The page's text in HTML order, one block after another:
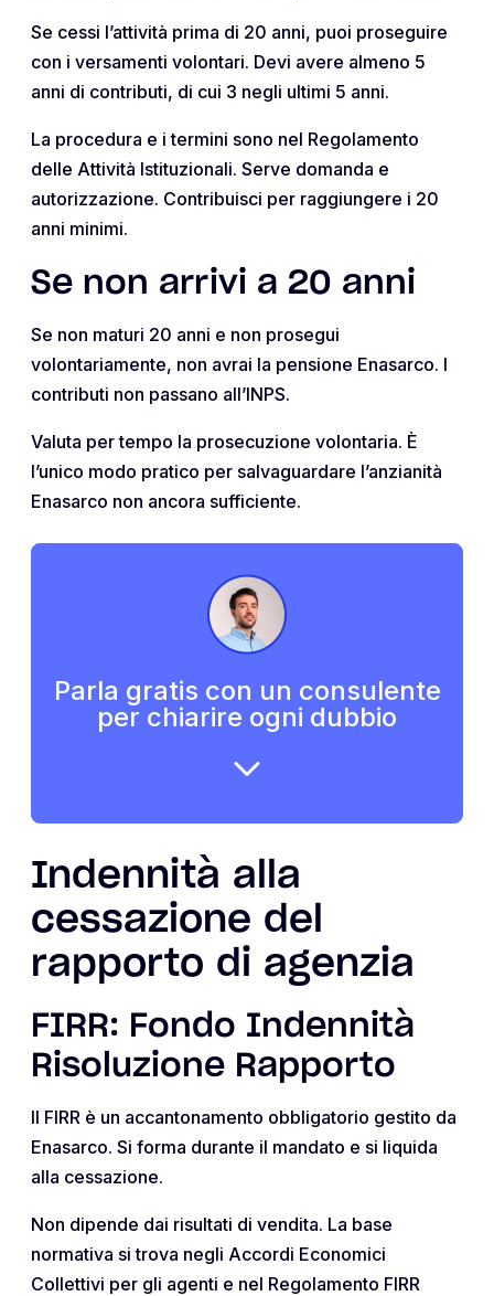
Se cessi l’attività prima di 20 anni, puoi proseguire
con i versamenti volontari. Devi avere almeno 5
anni di contributi, di cui 3 negli ultimi 5 anni.
La procedura e i termini sono nel Regolamento
delle Attività Istituzionali. Serve domanda e
autorizzazione. Contribuisci per raggiungere i 20
anni minimi.
Se non arrivi a 20 anni
Se non maturi 20 anni e non prosegui
volontariamente, non avrai la pensione Enasarco. I
contributi non passano all’INPS.
Valuta per tempo la prosecuzione volontaria. È
l’unico modo pratico per salvaguardare l’anzianità
Enasarco non ancora sufficiente.
Parla gratis con un consulente
per chiarire ogni dubbio
Indennità alla
cessazione del
rapporto di agenzia
FIRR: Fondo Indennità
Risoluzione Rapporto
Il FIRR è un accantonamento obbligatorio gestito da
Enasarco. Si forma durante il mandato e si liquida
alla cessazione.
Non dipende dai risultati di vendita. La base
normativa si trova negli Accordi Economici
Collettivi per gli agenti e nel Regolamento FIRR